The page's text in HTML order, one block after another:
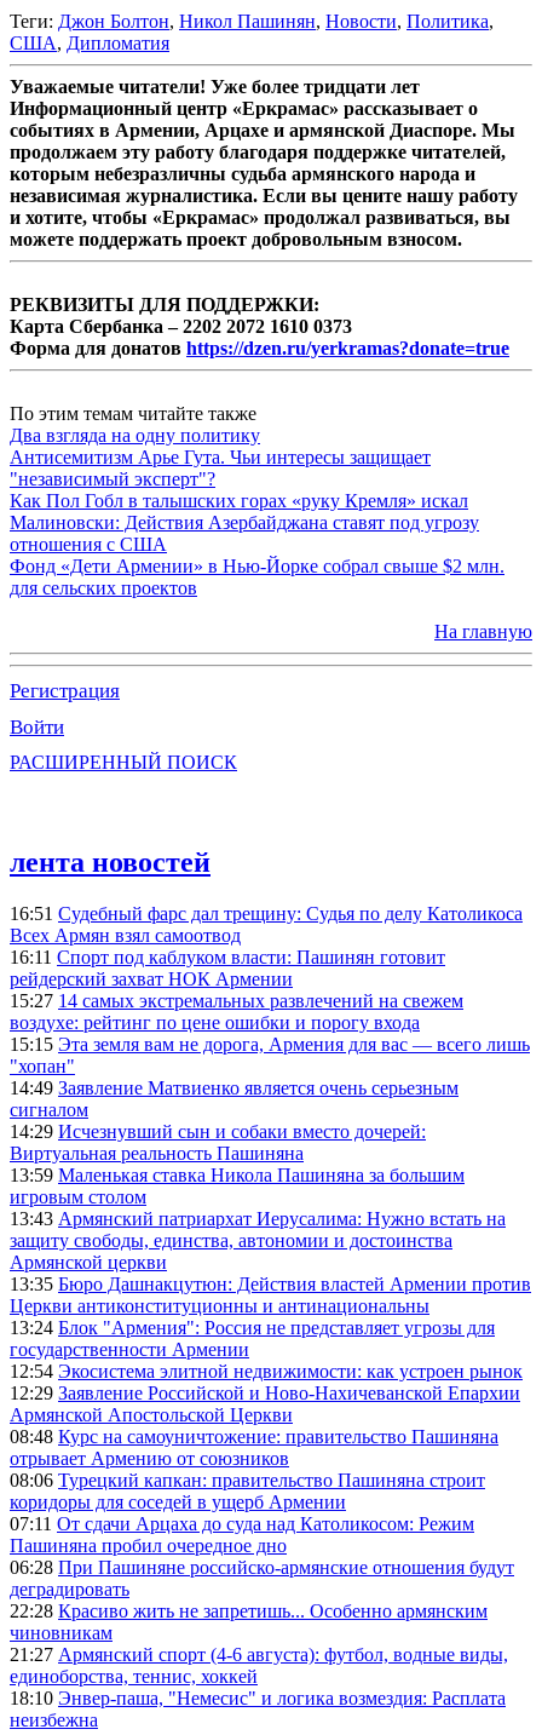
Теги: Джон Болтон, Никол Пашинян, Новости, Политика,
США, Дипломатия
Уважаемые читатели! Уже более тридцати лет
Информационный центр «Еркрамас» рассказывает о
событиях в Армении, Арцахе и армянской Диаспоре. Мы
продолжаем эту работу благодаря поддержке читателей,
которым небезразличны судьба армянского народа и
независимая журналистика. Если вы цените нашу работу
и хотите, чтобы «Еркрамас» продолжал развиваться, вы
можете поддержать проект добровольным взносом.
РЕКВИЗИТЫ ДЛЯ ПОДДЕРЖКИ:
Карта Сбербанка – 2202 2072 1610 0373
Форма для донатов https://dzen.ru/yerkramas?donate=true
По этим темам читайте также
Два взгляда на одну политику
Антисемитизм Арье Гута. Чьи интересы защищает
"независимый эксперт"?
Как Пол Гобл в талышских горах «руку Кремля» искал
Малиновски: Действия Азербайджана ставят под угрозу
отношения с США
Фонд «Дети Армении» в Нью-Йорке собрал свыше $2 млн.
для сельских проектов
На главную
Регистрация
Войти
РАСШИРЕННЫЙ ПОИСК
лента новостей
16:51 Судебный фарс дал трещину: Судья по делу Католикоса
Всех Армян взял самоотвод
16:11 Спорт под каблуком власти: Пашинян готовит
рейдерский захват НОК Армении
15:27 14 самых экстремальных развлечений на свежем
воздухе: рейтинг по цене ошибки и порогу входа
15:15 Эта земля вам не дорога, Армения для вас — всего лишь
"хопан"
14:49 Заявление Матвиенко является очень серьезным
сигналом
14:29 Исчезнувший сын и собаки вместо дочерей:
Виртуальная реальность Пашиняна
13:59 Маленькая ставка Никола Пашиняна за большим
игровым столом
13:43 Армянский патриархат Иерусалима: Нужно встать на
защиту свободы, единства, автономии и достоинства
Армянской церкви
13:35 Бюро Дашнакцутюн: Действия властей Армении против
Церкви антиконституционны и антинациональны
13:24 Блок "Армения": Россия не представляет угрозы для
государственности Армении
12:54 Экосистема элитной недвижимости: как устроен рынок
12:29 Заявление Российской и Ново-Нахичеванской Епархии
Армянской Апостольской Церкви
08:48 Курс на самоуничтожение: правительство Пашиняна
отрывает Армению от союзников
08:06 Турецкий капкан: правительство Пашиняна строит
коридоры для соседей в ущерб Армении
07:11 От сдачи Арцаха до суда над Католикосом: Режим
Пашиняна пробил очередное дно
06:28 При Пашиняне российско-армянские отношения будут
деградировать
22:28 Красиво жить не запретишь... Особенно армянским
чиновникам
21:27 Армянский спорт (4-6 августа): футбол, водные виды,
единоборства, теннис, хоккей
18:10 Энвер-паша, "Немесис" и логика возмездия: Расплата
неизбежна